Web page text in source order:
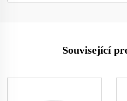
Související